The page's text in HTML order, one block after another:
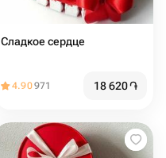
Сладкое сердце
4.90971 18 620֏